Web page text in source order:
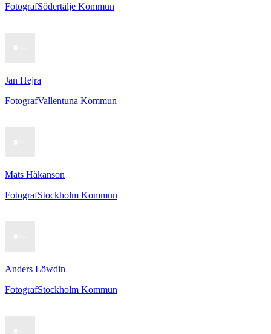
FotografSödertälje Kommun
Jan Hejra
FotografVallentuna Kommun
Mats Håkanson
FotografStockholm Kommun
Anders Löwdin
FotografStockholm Kommun